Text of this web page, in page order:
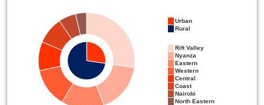
Urban
Rural
Rift Valley
Nyanza
Eastern
Western
Central
Coast
Nairobi
North Eastern